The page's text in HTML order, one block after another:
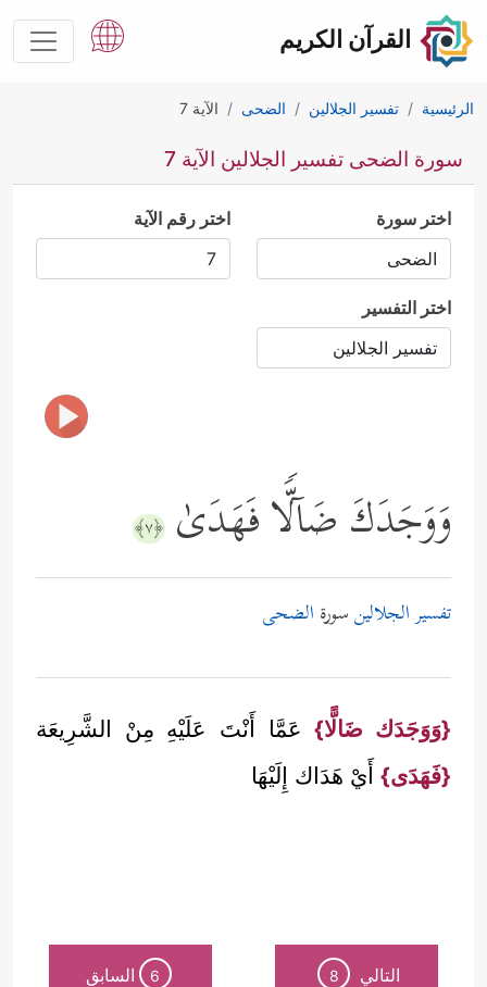
القرآن الكريم
الرئيسية تفسير الجلالين الضحى الآية 7
سورة الضحى تفسير الجلالين الآية 7
اختر سورة اختر رقم الآية
اختر التفسير
وَوَجَدَكَ ضَاۤلࣰّا فَهَدَىٰ ﴿٧﴾
تفسير الجلالينسورة الضحى
{وَوَجَدَك ضَالًّا}عَمَّا أَنْتَ عَلَيْهِ مِنْ الشَّرِيعَة
{فَهَدَى} أَيْ هَدَاك إِلَيْهَا
التالي 8
6 السابق